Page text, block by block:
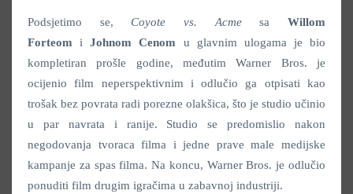
Podsjetimo se,Coyote vs. AcmesaWillom
ForteomiJohnom Cenom u glavnim ulogama je bio
kompletiran prošle godine, međutim Warner Bros. je
ocijenio film neperspektivnim i odlučio ga otpisati kao
trošak bez povrata radi porezne olakšica, što je studio učinio
u par navrata i ranije. Studio se predomislio nakon
negodovanja tvoraca filma i jedne prave male medijske
kampanje za spas filma. Na koncu, Warner Bros. je odlučio
ponuditi film drugim igračima u zabavnoj industriji.